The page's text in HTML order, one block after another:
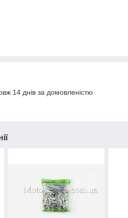
14 днів за домовленістю